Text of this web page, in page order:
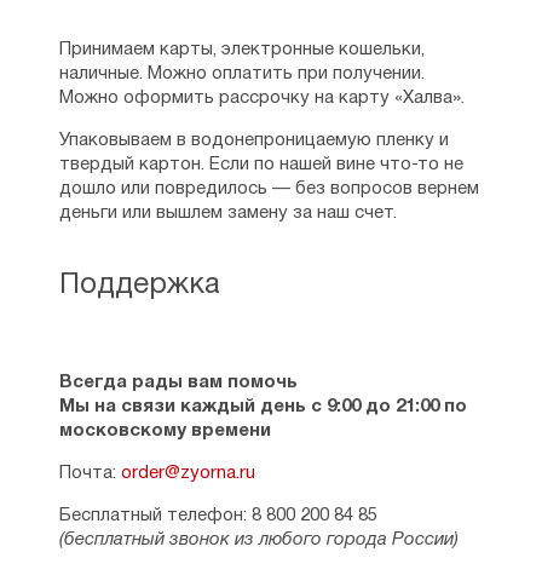
Поддержка
Всегда рады вам помочь
Мы на связи каждый день с 9:00 до 21:00 по
московскому времени
Почта: order@zyorna.ru
Бесплатный телефон: 8 800 200 84 85
(бесплатный звонок из любого города России)
Принимаем карты, электронные кошельки,
наличные. Можно оплатить при получении.
Можно оформить рассрочку на карту «Халва».
Упаковываем в водонепроницаемую пленку и
твердый картон. Если по нашей вине что-то не
дошло или повредилось — без вопросов вернем
деньги или вышлем замену за наш счет.